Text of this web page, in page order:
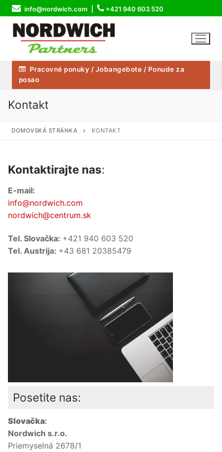
Skip
to
content
info@nordwich.com | +421 940 603 520
Pracovné ponuky / Jobangebote / Ponude za
posao
Kontakt
DOMOVSKÁ STRÁNKA KONTAKT
Kontaktirajte nas:
E-mail:
info@nordwich.com
nordwich@centrum.sk
Tel. Slovačka: +421 940 603 520
Tel. Austrija: +43 681 20385479
Posetite nas:
Slovačka:
Nordwich s.r.o.
Priemyselná 2678/1